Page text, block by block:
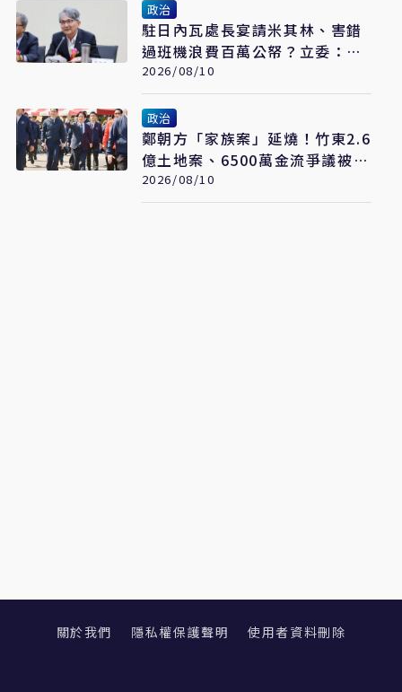
政治
駐日內瓦處長宴請米其林、害錯
過班機浪費百萬公帑？立委：只
是一般聚餐
2026/08/10
政治
鄭朝方「家族案」延燒！竹東2.6
億土地案、6500萬金流爭議被放
大 吳子嘉曝恐「一屍五命」
2026/08/10
關於我們 隱私權保護聲明 使用者資料刪除